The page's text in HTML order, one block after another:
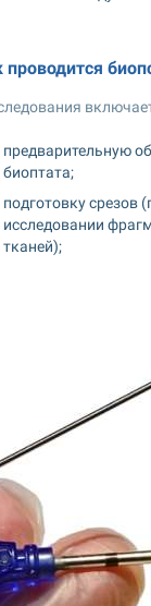
проводится
предварительную
биоптата;
подготовку срезов
исследовании
тканей);